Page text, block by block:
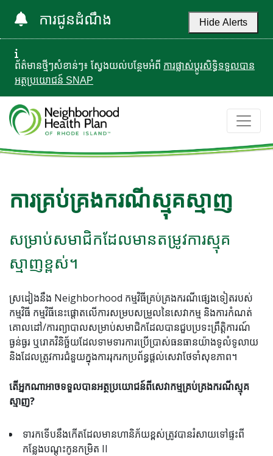
ការជូនដំណឹង Hide Alerts
ព័ត៌មានថ្មីៗសំខាន់ៗ៖ ស្វែងយល់បន្ថែមអំពី ការផ្លាស់ប្តូរសិទ្ធិទទួលបាន
អត្ថប្រយោជន៍ SNAP
ការគ្រប់គ្រងករណីស្មុគស្មាញ
សម្រាប់សមាជិកដែលមានតម្រូវការស្មុគ
ស្មាញខ្ពស់។
ស្រដៀងនឹង Neighborhood កម្មវិធីគ្រប់គ្រងករណីផ្សេងទៀតរបស់
កម្មវិធី កម្មវិធីនេះផ្តោតលើការសម្របសម្រួលនៃសេវាកម្ម និងការកំណត់
គោលដៅ/ការព្យាបាលសម្រាប់សមាជិកដែលបានជួបប្រទះព្រឹត្តិការណ៍
ធ្ងន់ធ្ងរ ឬរោគវិនិច្ឆ័យដែលទាមទារការប្រើប្រាស់ធនធានយ៉ាងទូលំទូលាយ
និងដែលត្រូវការជំនួយក្នុងការរុករកប្រព័ន្ធផ្តល់សេវាថែទាំសុខភាព។
តើអ្នកណាអាចទទួលបានអត្ថប្រយោជន៍ពីសេវាកម្មគ្រប់គ្រងករណីស្មុគ
ស្មាញ?
ទារកទើបនឹងកើតដែលមានហានិភ័យខ្ពស់ត្រូវបានរំសាយទៅផ្ទះពី
កន្លែងបណ្តុះកូនកម្រិត II